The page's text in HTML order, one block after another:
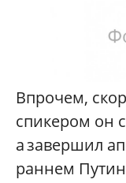
Впрочем,
спикером он
а завершил
раннем